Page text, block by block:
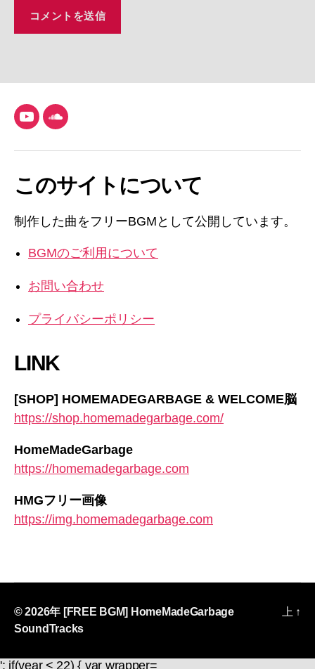
YouTubeSoundCloud
このサイトについて
制作した曲をフリーBGMとして公開しています。
BGMのご利用について
お問い合わせ
プライバシーポリシー
LINK
[SHOP] HOMEMADEGARBAGE & WELCOME脳
https://shop.homemadegarbage.com/
HomeMadeGarbage
https://homemadegarbage.com
HMGフリー画像
https://img.homemadegarbage.com
© 2026年 [FREE BGM] HomeMadeGarbage
SoundTracks
上 ↑
'; if(year < 22) { var wrapper=